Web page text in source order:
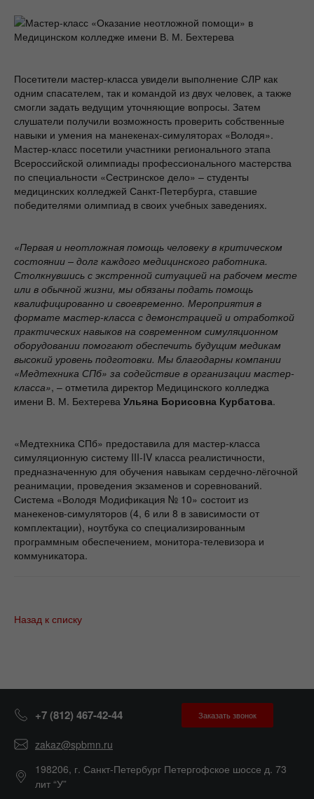
Посетители мастер-класса увидели выполнение СЛР как
одним спасателем, так и командой из двух человек, а также
смогли задать ведущим уточняющие вопросы. Затем
слушатели получили возможность проверить собственные
навыки и умения на манекенах-симуляторах «Володя».
Мастер-класс посетили участники регионального этапа
Всероссийской олимпиады профессионального мастерства
по специальности «Сестринское дело» – студенты
медицинских колледжей Санкт-Петербурга, ставшие
победителями олимпиад в своих учебных заведениях.
«Первая и неотложная помощь человеку в критическом
состоянии – долг каждого медицинского работника.
Столкнувшись с экстренной ситуацией на рабочем месте
или в обычной жизни, мы обязаны подать помощь
квалифицированно и своевременно. Мероприятия в
формате мастер-класса с демонстрацией и отработкой
практических навыков на современном симуляционном
оборудовании помогают обеспечить будущим медикам
высокий уровень подготовки. Мы благодарны компании
«Медтехника СПб» за содействие в организации мастер-
класса», – отметила директор Медицинского колледжа
имени В. М. Бехтерева Ульяна Борисовна Курбатова.
«Медтехника СПб» предоставила для мастер-класса
симуляционную систему III-IV класса реалистичности,
предназначенную для обучения навыкам сердечно-лёгочной
реанимации, проведения экзаменов и соревнований.
Система «Володя Модификация № 10» состоит из
манекенов-симуляторов (4, 6 или 8 в зависимости от
комплектации), ноутбука со специализированным
программным обеспечением, монитора-телевизора и
коммуникатора.
Назад к списку
+7 (812) 467-42-44 Заказать звонок
zakaz@spbmn.ru
198206, г. Санкт-Петербург Петергофское шоссе д. 73
лит “У”